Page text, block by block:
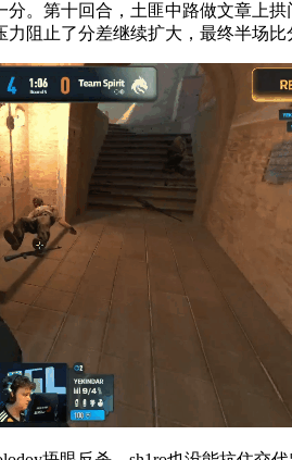
。第十回合，土匪中路做文章上
阻止了分差继续扩大，最终半场比